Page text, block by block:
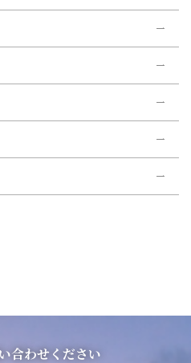
合わせください